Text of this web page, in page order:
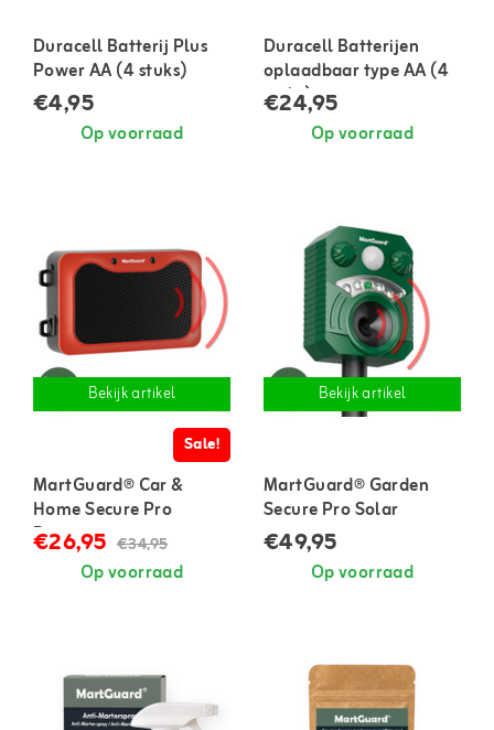
Duracell Batterij Plus
Power AA (4 stuks)
€4,95
Op voorraad
Duracell Batterijen
oplaadbaar type AA (4
stuks)
€24,95
Op voorraad
Bekijk artikel
Sale!
MartGuard® Car &
Home Secure Pro
Battery marterverjager
voor in auto en huis
€26,95 €34,95
Op voorraad
Bekijk artikel
MartGuard® Garden
Secure Pro Solar
marterverjager voor
buiten
€49,95
Op voorraad